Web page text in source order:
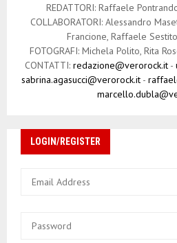
REDATTORI: Raffaele
COLLABORATORI: Alessandro
Francione, Raffaele
FOTOGRAFI: Michela Polito, Rita
CONTATTI: redazione@verorock.it -
sabrina.agasucci@verorock.it-
LOGIN/REGISTER